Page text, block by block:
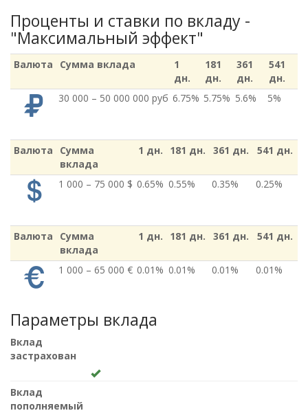
Проценты и ставки по вкладу -
"Максимальный эффект"
Валюта Сумма вклада
1
дн.
181
дн.
361
дн.
541
дн.
30 000 – 50 000 000 руб 6.75% 5.75% 5.6% 5%
Валюта
Сумма
вклада
1 дн. 181 дн. 361 дн. 541 дн.
1 000 – 75 000 $ 0.65% 0.55% 0.35% 0.25%
Валюта
Сумма
вклада
1 дн. 181 дн. 361 дн. 541 дн.
1 000 – 65 000 € 0.01% 0.01% 0.01% 0.01%
Параметры вклада
Вклад
застрахован
Вклад
пополняемый